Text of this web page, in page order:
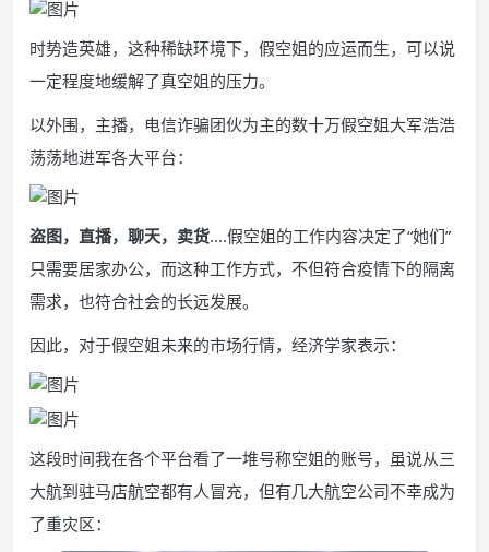
时势造英雄，这种稀缺环境下，假空姐的应运而生，可以说
一定程度地缓解了真空姐的压力。
以外围，主播，电信诈骗团伙为主的数十万假空姐大军浩浩
荡荡地进军各大平台：
盗图，直播，聊天，卖货….假空姐的工作内容决定了“她们”
只需要居家办公，而这种工作方式，不但符合疫情下的隔离
需求，也符合社会的长远发展。
因此，对于假空姐未来的市场行情，经济学家表示：
这段时间我在各个平台看了一堆号称空姐的账号，虽说从三
大航到驻马店航空都有人冒充，但有几大航空公司不幸成为
了重灾区：